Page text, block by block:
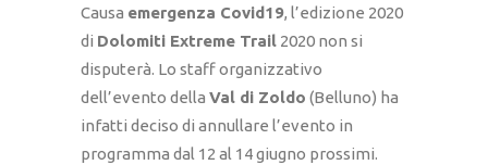
Causa emergenza Covid19, l’edizione 2020
di Dolomiti Extreme Trail 2020 non si
disputerà. Lo staff organizzativo
dell’evento della Val di Zoldo (Belluno) ha
infatti deciso di annullare l’evento in
programma dal 12 al 14 giugno prossimi.